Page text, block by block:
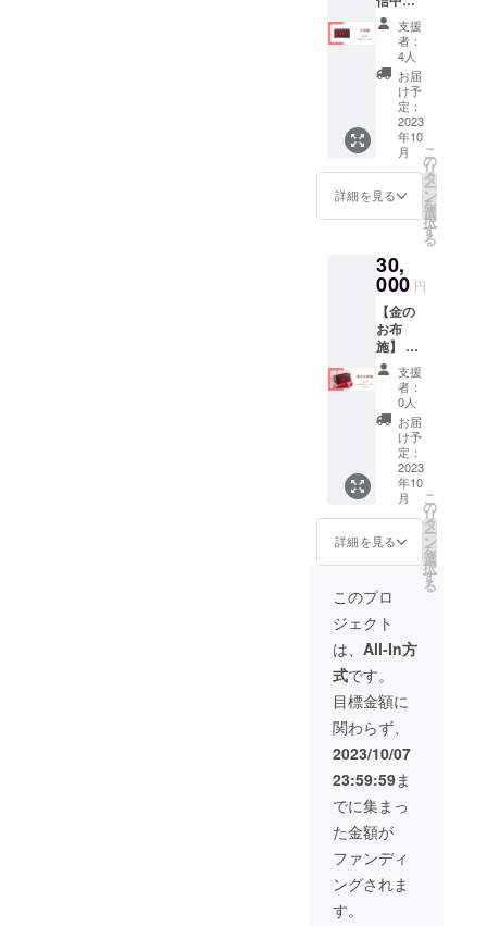
ハード
ルが高
い・・
・ とい
う方に
一番お
すすめ
したい
リター
ンで
ご希望
があれ
ル時
に、出
演者紹
介の配
信等も
対応し
ます。
リハー
サルの
対応可
能エリ
アは、
対面の
場合、
都周
辺）
れ以外
の場合
は、
Syncro
omを
使って
オンラ
イン
セッ
ション
で考え
ていま
す。 選
曲やリ
ハーサ
ルの方
法につ
いて
と思い
ます。
実力に
よって
は、当
日突発
的な
セッ
ション
を、追
願いす
るかも
参加し
てみた
いけ
ど、歌
は抵抗
がある
ので、
ギター
等の得
意な楽
器で参
加した
いとい
う方に
おすす
ターン
です。
一、
誤って
本リ
ターン
を購入
された
場合
は、
メール
等でご
連絡
し、対
応を考
えさせ
ていた
だきま
す。 ※
購入の
される
場合は
こちら
のリ
ターン
のみの
ご購入
でOKで
す。 ※
購入の
備考欄
をお願
いしま
リター
ンの内
容 ・日
時：10
月8日
（日）
（出演
時間は
別途調
整して
メール
等でご
たしま
す） ・
30分程
ち時間
でギ
の弾き
語り ・
場所：
隅田川
テラス
（リア
ル参加
の場
合）ま
たは、
ご自宅
等（オ
ンライ
ト」の
購入も
必須と
なりま
す。 ヨ
シタケ
があな
たの歌
いたい2
曲の歌
なしの
す。当
日まで
のリ
ハーサ
ル（会
場代は
別）も
込みで
す。 希
望があ
れば、
出演者
紹介の
ための
リハー
サルの
配信も
し、ヨ
が今ま
でやっ
たこと
のある
曲等で
あれ
ば、そ
の中で
伴奏を
弾くこ
ともで
きま
す。 リ
ハーサ
ルの対
全力で
感謝の
気持ち
を伝え
るとと
もに
「お布
施」を
いただ
いた方
のお名
前と、
今回の
関する
メッ
セージ
を、
「お布
施をい
ただい
た方の
メッ
セージ
とし
て」弾
き語り
【2023
秋】に
関わる
介させ
ていた
だきま
す。 ※
備考欄
に「本
名」の
ご記入
をお願
いしま
す。 ■
リター
ンの内
容 ・日
時：10
月8日
（日）
・内
支援
者：
4人
お届
け予
定：
2023
年10
月
詳細を見る
こ
の
リ
タ
ー
ン
を
選
択
す
る
30,
000 円
【金の
お布
施】 配
信中に
全力で
感謝の
気持ち
を伝え
るとと
もに
「お布
施」を
いただ
いた方
のお名
前と、
今回の
開催に
関する
メッ
セージ
を、
「金の
お布施
をいた
だいた
方の
メッ
セージ
とし
て」弾
き語り
祭
【2023
支援
者：
0人
お届
け予
定：
2023
年10
月
詳細を見る
こ
の
リ
タ
ー
ン
を
選
択
す
る
このプロ
ジェクト
は、 All-In方
式です。
目標金額に
関わらず、
2023/10/07
23:59:59ま
でに集まっ
た金額が
ファンディ
ングされま
す。